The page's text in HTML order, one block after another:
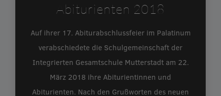
Abiturienten 2018
Auf ihrer 17. Abiturabschlussfeier im Palatinum
verabschiedete die Schulgemeinschaft der
Integrierten Gesamtschule Mutterstadt am 22.
März 2018 ihre Abiturientinnen und
Abiturienten. Nach den Grußworten des neuen